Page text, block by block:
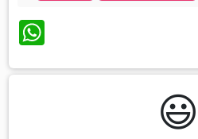
WhatsApp
😃️